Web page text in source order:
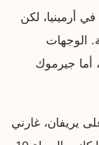
أرمينيا، لكن
الوجهات
أما جيرموك
يريفان، غارني